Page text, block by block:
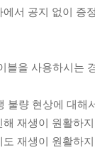
서 공지 없이 증
블을 사용하시는
불량 현상에 대
재생이 원활하
재생이 원활하